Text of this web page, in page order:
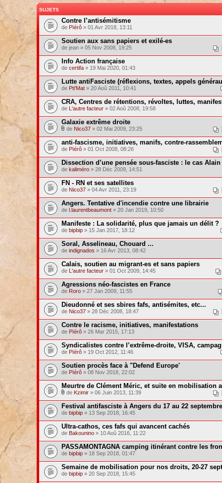
SUJETS
Contre l’antisémitisme
de Pïérô» 01 Avr 2018, 13:11
Soutien aux sans papiers et exilé-es
de jean » 05 Nov 2008, 19:25
Info Action française
de certifa» 19 Mai 2020, 01:43
Lutte antiFasciste (réflexions, textes, appels
de Pti'Mat» 20 Aoû 2011, 10:41
CRA, Centres de rétentions, révoltes, luttes,
de L'autre facteur» 02 Aoû 2008, 19:58
Galaxie extrême droite
de Nico37» 02 Mai 2009, 23:25
anti-fascisme, initiatives, manifs, contre-
de Pïérô» 01 Oct 2008, 08:26
Dissection d’une pensée sous-fasciste : le cas
de kaliméro» 28 Déc 2009, 14:51
FN - RN et ses satellites
de Nico37» 04 Avr 2011, 23:19
Angers. Tentative d'incendie contre une librairie
de l.laurentbeaumont» 20 Jan 2019, 10:50
Manifeste : La solidarité, plus que jamais un délit ?
de bipbip» 15 Jan 2017, 18:12
Soral, Asselineau, Chouard ...
de indignados » 16 Avr 2013, 08:42
Calais, soutien au migrant-es et sans papiers
de L'autre facteur» 01 Oct 2009, 14:45
Agressions néo-fascistes en France
de Roro» 27 Jan 2009, 11:55
Dieudonné et ses sbires fafs, antisémites, etc...
de Nico37» 28 Déc 2008, 18:47
Contre le racisme, initiatives, manifestations
de Pïérô» 26 Mar 2015, 17:13
Syndicalistes contre l’extrême-droite, VISA,
de Pïérô» 19 Oct 2012, 11:46
Soutien procès face à "Defend Europe'
de Pïérô» 08 Nov 2018, 22:02
Meurtre de Clément Méric, et suite en mobilisation
de Kzimir» 06 Juin 2013, 11:39
Festival antifasciste à Angers du 17 au 22
de bipbip» 13 Sep 2018, 16:45
Ultra-cathos, ces fafs qui avancent cachés
de Bakounino» 10 Aoû 2016, 11:22
PASSAMONTAGNA camping itinérant contre les
de bipbip» 18 Sep 2018, 01:47
Semaine de mobilisation pour nos droits, 20-27
de bipbip» 20 Sep 2018, 15:45